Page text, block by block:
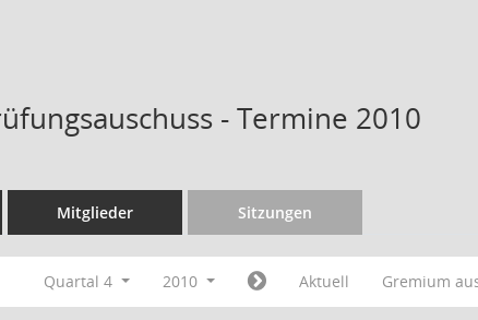
- Termine 2010
Mitglieder Sitzungen
Quartal 4 2010 Aktuell Gremium